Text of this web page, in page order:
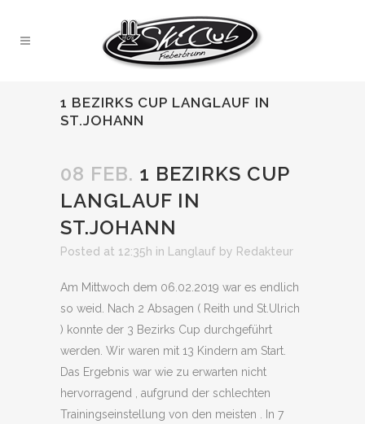
1 BEZIRKS CUP LANGLAUF IN
ST.JOHANN
08 FEB. 1 BEZIRKS CUP
LANGLAUF IN
ST.JOHANN
Posted at 12:35h in Langlauf by Redakteur
Am Mittwoch dem 06.02.2019 war es endlich
so weid. Nach 2 Absagen ( Reith und St.Ulrich
) konnte der 3 Bezirks Cup durchgeführt
werden. Wir waren mit 13 Kindern am Start.
Das Ergebnis war wie zu erwarten nicht
hervorragend , aufgrund der schlechten
Trainingseinstellung von den meisten . In 7